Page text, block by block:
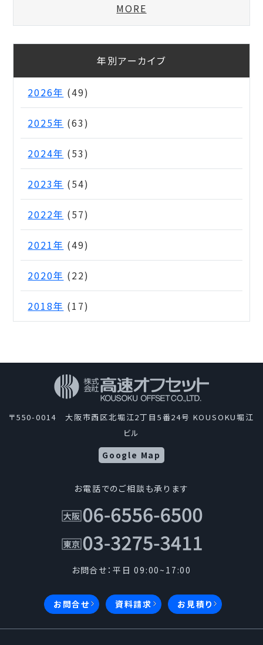
MORE
年別アーカイブ
2026年 (49)
2025年 (63)
2024年 (53)
2023年 (54)
2022年 (57)
2021年 (49)
2020年 (22)
2018年 (17)
〒550-0014 大阪市西区北堀江2丁目5番24号 KOUSOKU堀江
ビル
Google Map
お電話でのご相談も承ります
お問合せ：平日 09:00~17:00
お問合せ 資料請求 お見積り